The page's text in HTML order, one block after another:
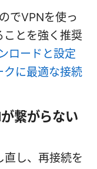
でVPNを使っ
ことを強く推奨
ロードと設定
クに最適な接続
繋がらない
し、再接続を